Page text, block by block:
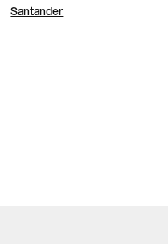
Santander